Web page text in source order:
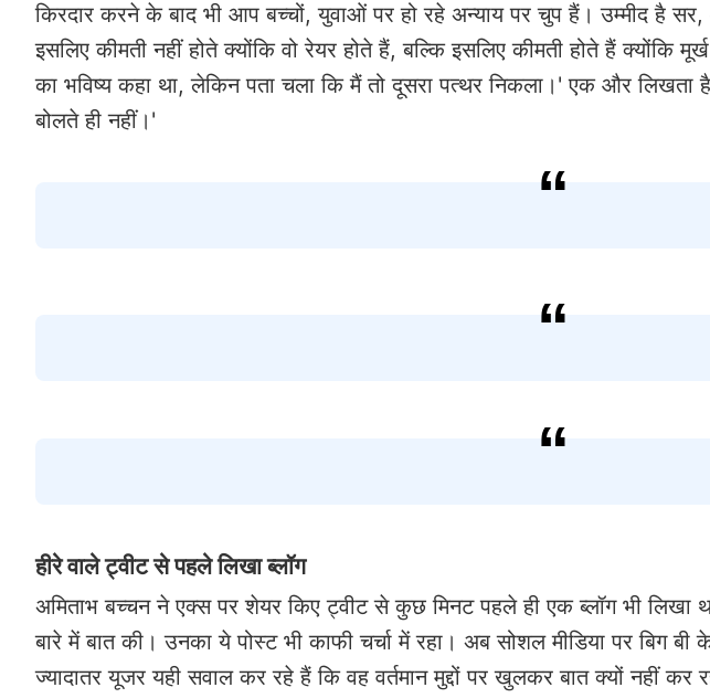
किरदार करने के बाद भी आप बच्चों, युवाओं पर हो रहे अन्याय पर चुप हैं। उम्मीद है
इसलिए कीमती नहीं होते क्योंकि वो रेयर होते हैं, बल्कि इसलिए कीमती होते हैं क्योंकि
का भविष्य कहा था, लेकिन पता चला कि मैं तो दूसरा पत्थर निकला।' एक और
बोलते ही नहीं।'
हीरे वाले ट्वीट से पहले लिखा ब्लॉग
अमिताभ बच्चन ने एक्स पर शेयर किए ट्वीट से कुछ मिनट पहले ही एक ब्लॉग भी लिखा
बारे में बात की। उनका ये पोस्ट भी काफी चर्चा में रहा। अब सोशल मीडिया पर बिग
ज्यादातर यूजर यही सवाल कर रहे हैं कि वह वर्तमान मुद्दों पर खुलकर बात क्यों नहीं कर